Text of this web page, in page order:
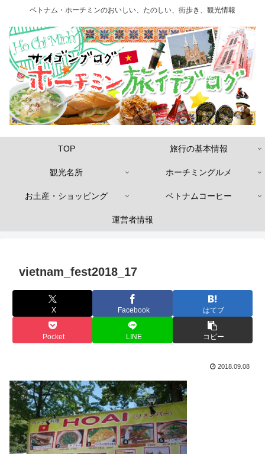
ベトナム・ホーチミンのおいしい、たのしい、街歩き、観光情報
TOP 旅行の基本情報
観光名所 ホーチミングルメ
お土産・ショッピング ベトナムコーヒー
運営者情報
vietnam_fest2018_17
X Facebook はてブ
Pocket LINE コピー
2018.09.08